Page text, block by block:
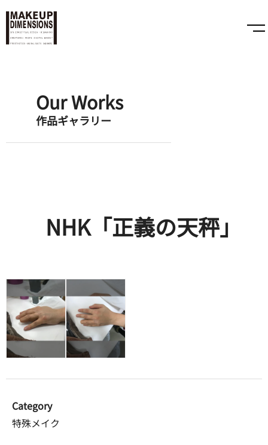
Our Works
作品ギャラリー
NHK「正義の天秤」
Category
特殊メイク